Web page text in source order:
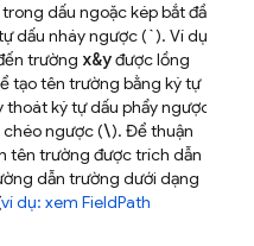
dấu ngoặc kép bắt đầu
dấu nháy ngược (`). Ví dụ:
trường x&yđược lồng
tạo tên trường bằng ký tự
thoát ký tự dấu phẩy ngược
ngược (\). Để thuận
tên trường được trích dẫn
dẫn trường dưới dạng
ví dụ: xem FieldPath